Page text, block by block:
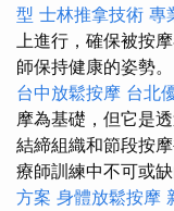
型 士林推拿技術 專
上進行，確保被按
師保持健康的姿勢。
台中放鬆按摩 台北
摩為基礎，但它是
結締組織和節段按
療師訓練中不可或
方案 身體放鬆按摩